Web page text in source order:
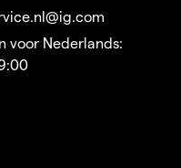
voor Nederlands: